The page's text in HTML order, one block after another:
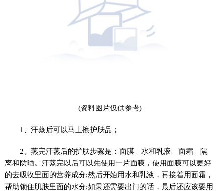
(资料图片仅供参考)
1、汗蒸后可以马上擦护肤品；
2、蒸完汗蒸后的护肤步骤是：面膜—水和乳液—面霜—隔
离和防晒。汗蒸完以后可以先使用一片面膜，使用面膜可以更好
的去吸收里面的营养成分;然后开始用水和乳液，再接着用面霜，
帮助锁住肌肤里面的水分;如果还需要出门的话，最后还应该要用